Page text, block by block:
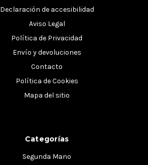
Declaración de accesibilidad
Aviso Legal
Política de Privacidad
Envío y devoluciones
Contacto
Política de Cookies
Mapa del sitio
Categorías
Segunda Mano